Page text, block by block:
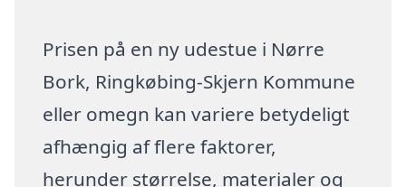
Prisen på en ny udestue i Nørre
Bork, Ringkøbing-Skjern Kommune
eller omegn kan variere betydeligt
afhængig af flere faktorer,
herunder størrelse, materialer og